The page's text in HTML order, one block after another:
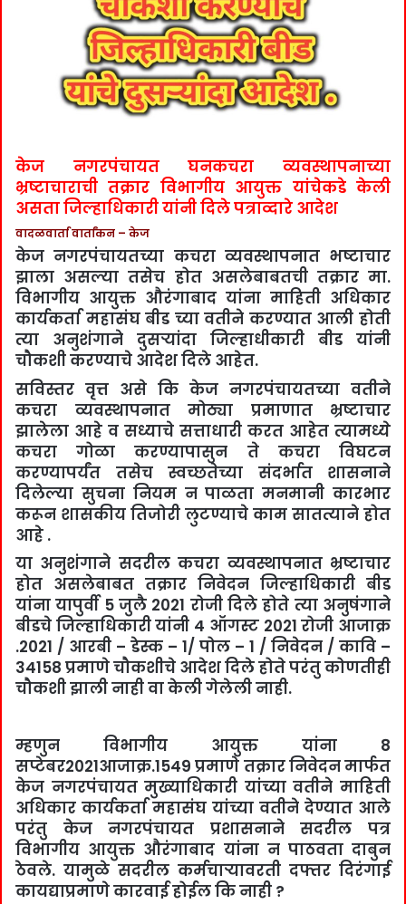
केज नगरपंचायत घनकचरा व्यवस्थापनाच्या
भ्रष्टाचाराची तक्रार विभागीय आयुक्त यांचेकडे केली
असता जिल्हाधिकारी यांनी दिले पत्राव्दारे आदेश
वादळवार्ता वार्तांकन – केज
केज नगरपंचायतच्या कचरा व्यवस्थापनात भष्टाचार
झाला असल्या तसेच होत असलेबाबतची तक्रार मा.
विभागीय आयुक्त औरंगाबाद यांना माहिती अधिकार
कार्यकर्ता महासंघ बीड च्या वतीने करण्यात आली होती
त्या अनुशंगाने दुसर्‍यांदा जिल्हाधीकारी बीड यांनी
चौकशी करण्याचे आदेश दिले आहेत.
सविस्तर वृत्त असे कि केज नगरपंचायतच्या वतीने
कचरा व्यवस्थापनात मोठ्या प्रमाणात भ्रष्टाचार
झालेला आहे व सध्याचे सत्ताधारी करत आहेत त्यामध्ये
कचरा गोळा करण्यापासुन ते कचरा विघटन
करण्यापर्यंत तसेच स्वच्छतेच्या संदर्भात शासनाने
दिलेल्या सुचना नियम न पाळता मनमानी कारभार
करून शासकीय तिजोरी लुटण्याचे काम सातत्याने होत
आहे .
या अनुशंगाने सदरील कचरा व्यवस्थापनात भ्रष्टाचार
होत असलेबाबत तक्रार निवेदन जिल्हाधिकारी बीड
यांना यापुर्वी 5 जुलै 2021 रोजी दिले होते त्या अनुषंगाने
बीडचे जिल्हाधिकारी यांनी 4 ऑगस्ट 2021 रोजी आजाक्र
.2021 / आरबी – डेस्क – 1/ पोल – 1 / निवेदन / कावि –
34158 प्रमाणे चौकशीचे आदेश दिले होते परंतु कोणतीही
चौकशी झाली नाही वा केली गेलेली नाही.
म्हणुन विभागीय आयुक्त यांना 8
सप्टेबर2021आजाक्र.1549 प्रमाणे तक्रार निवेदन मार्फत
केज नगरपंचायत मुख्याधिकारी यांच्या वतीने माहिती
अधिकार कार्यकर्ता महासंघ यांच्या वतीने देण्यात आले
परंतु केज नगरपंचायत प्रशासनाने सदरील पत्र
विभागीय आयुक्त औरंगाबाद यांना न पाठवता दाबुन
ठेवले. यामुळे सदरील कर्मचार्‍यावरती दफ्तर दिरंगाई
कायद्याप्रमाणे कारवाई होईल कि नाही ?